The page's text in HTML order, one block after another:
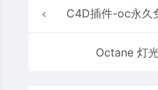
C4D插件-oc永久免费OC渲染
Octane 灯